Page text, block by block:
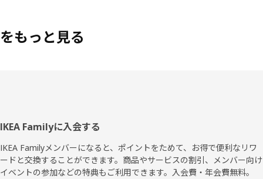
をもっと見る
フ
ッ
タ
IKEA Familyに入会する
IKEA Familyメンバーになると、ポイントをためて、お得で便利なリワ
ードと交換することができます。商品やサービスの割引、メンバー向け
イベントの参加などの特典もご利用できます。入会費・年会費無料。